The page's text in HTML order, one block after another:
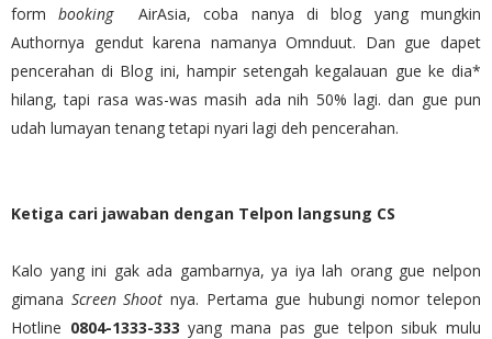
formbooking
AirAsia, coba nanya di blog yang mungkin
Authornya gendut karena namanya Omnduut. Dan gue dapet
pencerahan di Blog ini, hampir setengah kegalauan gue ke dia*
hilang, tapi rasa was-was masih ada nih 50% lagi. dan gue pun
udah lumayan tenang tetapi nyari lagi deh pencerahan.
Ketiga cari jawaban dengan Telpon langsung CS
Kalo yang ini gak ada gambarnya, ya iya lah orang gue nelpon
gimana Screen Shoot nya. Pertama gue hubungi nomor telepon
Hotline 0804-1333-333yang mana pas gue telpon sibuk mulu